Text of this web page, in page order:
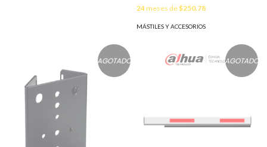
24meses de$250.78
MÁSTILES Y ACCESORIOS
AGOTADO AGOTADO